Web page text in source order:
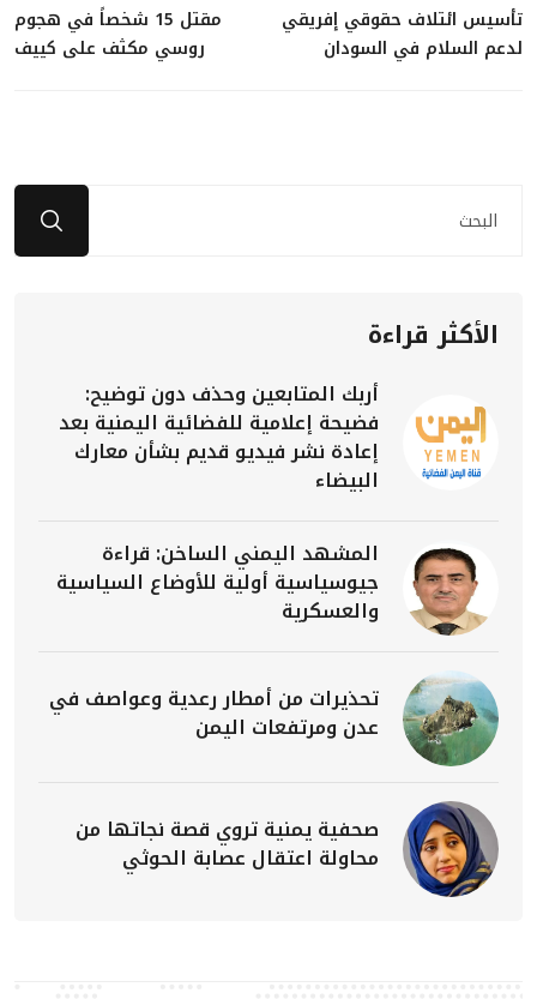
تأسيس ائتلاف حقوقي إفريقي
لدعم السلام في السودان
مقتل 15 شخصاً في هجوم
روسي مكثف على كييف
الأكثر قراءة
أربك المتابعين وحذف دون توضيح:
فضيحة إعلامية للفضائية اليمنية بعد
إعادة نشر فيديو قديم بشأن معارك
البيضاء
المشهد اليمني الساخن: قراءة
جيوسياسية أولية للأوضاع السياسية
والعسكرية
تحذيرات من أمطار رعدية وعواصف في
عدن ومرتفعات اليمن
صحفية يمنية تروي قصة نجاتها من
محاولة اعتقال عصابة الحوثي